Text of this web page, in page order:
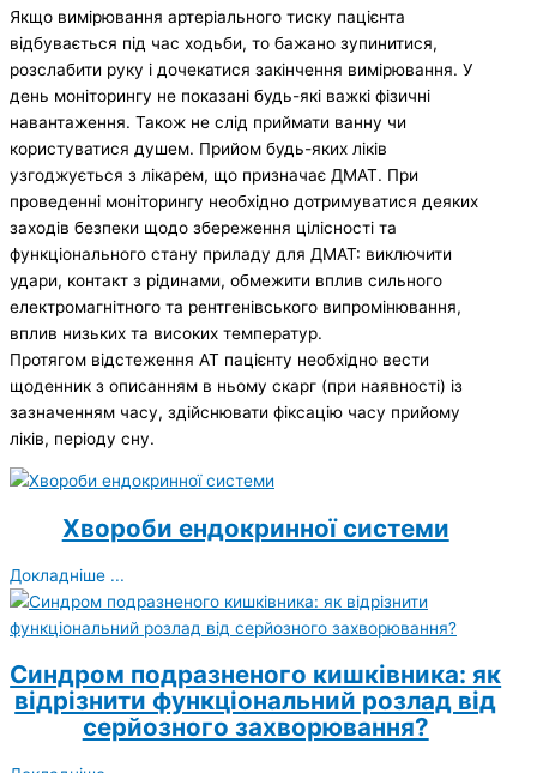
Якщо вимірювання артеріального тиску пацієнта
відбувається під час ходьби, то бажано зупинитися,
розслабити руку і дочекатися закінчення вимірювання. У
день моніторингу не показані будь-які важкі фізичні
навантаження. Також не слід приймати ванну чи
користуватися душем. Прийом будь-яких ліків
узгоджується з лікарем, що призначає ДМАТ. При
проведенні моніторингу необхідно дотримуватися деяких
заходів безпеки щодо збереження цілісності та
функціонального стану приладу для ДМАТ: виключити
удари, контакт з рідинами, обмежити вплив сильного
електромагнітного та рентгенівського випромінювання,
вплив низьких та високих температур.
Протягом відстеження АТ пацієнту необхідно вести
щоденник з описанням в ньому скарг (при наявності) із
зазначенням часу, здійснювати фіксацію часу прийому
ліків, періоду сну.
Хвороби ендокринної системи
Докладніше ...
Синдром подразненого кишківника: як
відрізнити функціональний розлад від
серйозного захворювання?